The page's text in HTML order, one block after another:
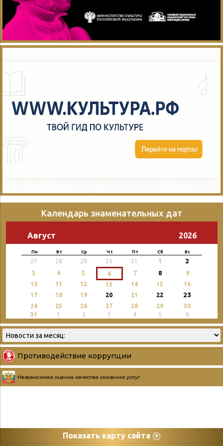
пор до нас...
Календарь знаменательных дат
Август 2026
Пн Вт Ср Чт Пт Сб Вс
27 28 29 30 31 1 2
3 4 5 6 7 8
9
10
11 12 13 14 15
16
17
18 19 20 21 22 23
24 25 26 27 28 29
30
31
1 2 3 4 5 6
Противодействие коррупции
Независимая оценка качества оказания услуг
Показать карту сайта